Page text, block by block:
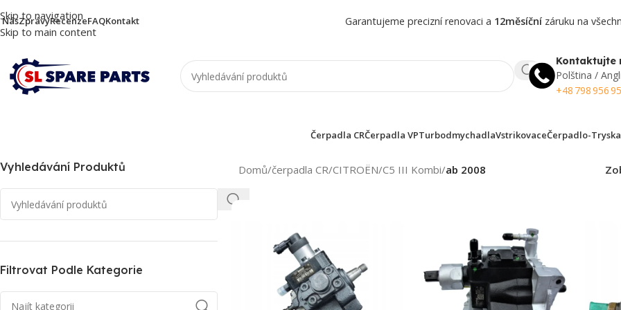
Skip to navigation
Skip to main content
NásZprávyRecenzeFAQKontakt Garantujeme precizní renovaci a 12měsíčnízáruku na
Kontaktujte
Polština /
+48 798 956
Čerpadla CRČerpadla VPTurbodmychadlaVstrikovaceČerpadlo-Tryska
Vyhledávání Produktů
Filtrovat Podle Kategorie
Domů/čerpadla CR/CITROËN/C5 III Kombi/ab 2008